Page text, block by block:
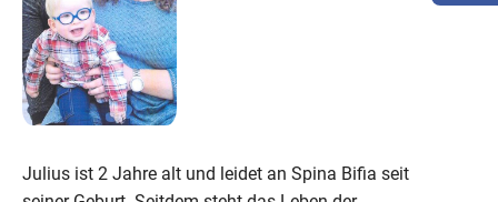
Julius ist 2 Jahre alt und leidet an Spina Bifia seit